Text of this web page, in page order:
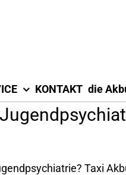
KONTAKT die
Taxi